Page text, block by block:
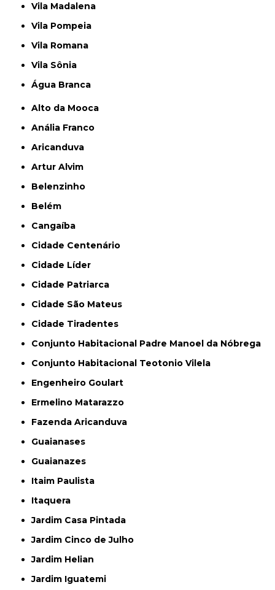
Vila Madalena
Vila Pompeia
Vila Romana
Vila Sônia
Água Branca
Alto da Mooca
Anália Franco
Aricanduva
Artur Alvim
Belenzinho
Belém
Cangaíba
Cidade Centenário
Cidade Líder
Cidade Patriarca
Cidade São Mateus
Cidade Tiradentes
Conjunto Habitacional Padre Manoel da Nóbrega
Conjunto Habitacional Teotonio Vilela
Engenheiro Goulart
Ermelino Matarazzo
Fazenda Aricanduva
Guaianases
Guaianazes
Itaim Paulista
Itaquera
Jardim Casa Pintada
Jardim Cinco de Julho
Jardim Helian
Jardim Iguatemi